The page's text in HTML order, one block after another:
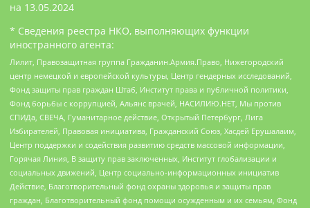
на 13.05.2024
* Сведения реестра НКО, выполняющих функции
иностранного агента:
Лилит, Правозащитная группа Гражданин.Армия.Право, Нижегородский
центр немецкой и европейской культуры, Центр гендерных исследований,
Фонд защиты прав граждан Штаб, Институт права и публичной политики,
Фонд борьбы с коррупцией, Альянс врачей, НАСИЛИЮ.НЕТ, Мы против
СПИДа, СВЕЧА, Гуманитарное действие, Открытый Петербург, Лига
Избирателей, Правовая инициатива, Гражданский Союз, Хасдей Ерушалаим,
Центр поддержки и содействия развитию средств массовой информации,
Горячая Линия, В защиту прав заключенных, Институт глобализации и
социальных движений, Центр социально-информационных инициатив
Действие, Благотворительный фонд охраны здоровья и защиты прав
граждан, Благотворительный фонд помощи осужденным и их семьям, Фонд